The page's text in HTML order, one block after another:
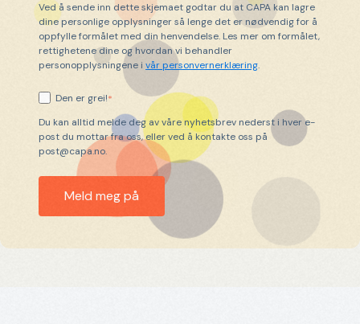
Ved å sende inn dette skjemaet godtar du at CAPA kan lagre
dine personlige opplysninger så lenge det er nødvendig for å
oppfylle formålet med din henvendelse. Les mer om formålet,
rettighetene dine og hvordan vi behandler
personopplysningene i vår personvernerklæring.
Den er grei!*
Du kan alltid melde deg av våre nyhetsbrev nederst i hver e-
post du mottar fra oss, eller ved å kontakte oss på
post@capa.no.